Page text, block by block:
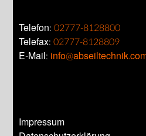
Telefon:02777-8128800
Telefax:02777-8128809
E-Mail:
Impressum